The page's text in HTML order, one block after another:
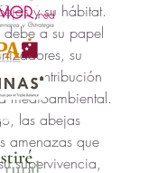
y su hábitat.
debe a su papel
su
su contribución
amenazas que
supervivencia,